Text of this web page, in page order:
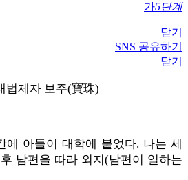
가5단계
닫기
SNS 공유하기
닫기
법제자 보주(寶珠)
에 아들이 대학에 붙었다. 나는 세
남편을 따라 외지(남편이 일하는